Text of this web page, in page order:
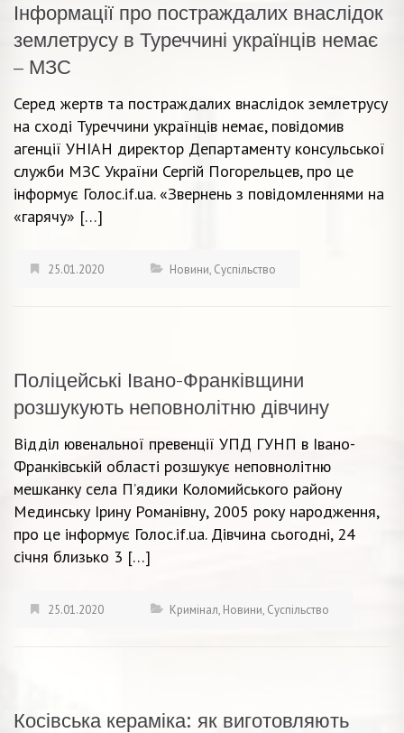
Інформації про постраждалих внаслідок
землетрусу в Туреччині українців немає
– МЗС
Серед жертв та постраждалих внаслідок землетрусу
на сході Туреччини українців немає, повідомив
агенції УНІАН директор Департаменту консульської
служби МЗС України Сергій Погорельцев, про це
інформує Голос.if.ua. «Звернень з повідомленнями на
«гарячу» […]
25.01.2020 Новини, Суспільство
Поліцейські Івано-Франківщини
розшукують неповнолітню дівчину
Відділ ювенальної превенції УПД ГУНП в Івано-
Франківській області розшукує неповнолітню
мешканку села П’ядики Коломийського району
Мединську Ірину Романівну, 2005 року народження,
про це інформує Голос.if.ua. Дівчина сьогодні, 24
січня близько 3 […]
25.01.2020 Кримінал, Новини, Суспільство
Косівська кераміка: як виготовляють